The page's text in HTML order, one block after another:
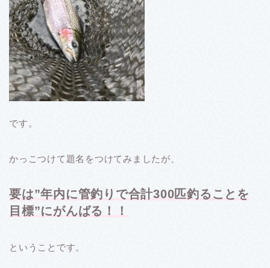
です。
かっこつけて題名をつけてみましたが、
要は”年内に管釣りで合計300匹釣ることを
目標”にがんばる！！
ということです。